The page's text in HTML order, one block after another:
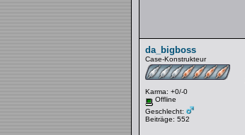
da_bigboss
Case-Konstrukteur
Karma: +0/-0
Offline
Geschlecht:
Beiträge: 552